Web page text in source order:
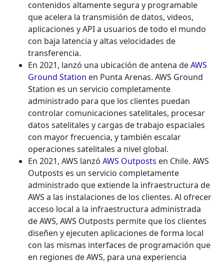
contenidos altamente segura y programable
que acelera la transmisión de datos, videos,
aplicaciones y API a usuarios de todo el mundo
con baja latencia y altas velocidades de
transferencia.
En 2021, lanzó una ubicación de antena deAWS
Ground Station en Punta Arenas. AWS Ground
Station es un servicio completamente
administrado para que los clientes puedan
controlar comunicaciones satelitales, procesar
datos satelitales y cargas de trabajo espaciales
con mayor frecuencia, y también escalar
operaciones satelitales a nivel global.
En 2021, AWS lanzó AWS Outposts en Chile. AWS
Outposts es un servicio completamente
administrado que extiende la infraestructura de
AWS a las instalaciones de los clientes. Al ofrecer
acceso local a la infraestructura administrada
de AWS, AWS Outposts permite que los clientes
diseñen y ejecuten aplicaciones de forma local
con las mismas interfaces de programación que
en regiones de AWS, para una experiencia